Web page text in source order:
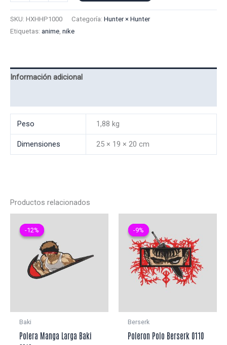
Polo
SKU: HXHHP1000 Categoría: Hunter × Hunter
Etiquetas: anime, nike
Información adicional
Peso 1,88 kg
Dimensiones 25 × 19 × 20 cm
Productos relacionados
-12%
-12%
Baki
Polera Manga Larga Baki
-9%
-9%
Berserk
Poleron Polo Berserk 0110